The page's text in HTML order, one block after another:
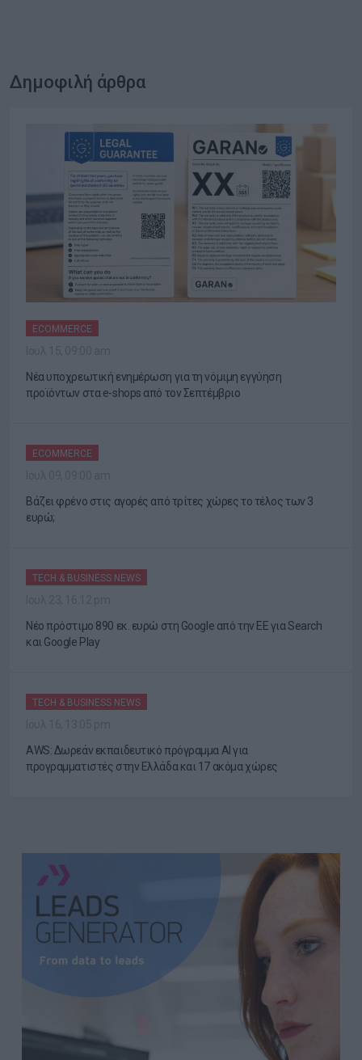
Δημοφιλή άρθρα
ECOMMERCE
Νέα υποχρεωτική ενημέρωση για τη νόμιμη εγγύηση
προϊόντων στα e-shops από τον Σεπτέμβριο
ECOMMERCE
Βάζει φρένο στις αγορές από τρίτες χώρες το τέλος των 3
ευρώ;
TECH & BUSINESS NEWS
Νέο πρόστιμο 890 εκ. ευρώ στη Google από την ΕΕ για Search
και Google Play
TECH & BUSINESS NEWS
AWS: Δωρεάν εκπαιδευτικό πρόγραμμα AI για
προγραμματιστές στην Ελλάδα και 17 ακόμα χώρες